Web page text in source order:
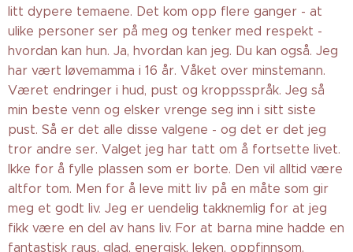
litt dypere temaene. Det kom opp flere ganger - at
ulike personer ser på meg og tenker med respekt -
hvordan kan hun. Ja, hvordan kan jeg. Du kan også. Jeg
har vært løvemamma i 16 år. Våket over minstemann.
Været endringer i hud, pust og kroppsspråk. Jeg så
min beste venn og elsker vrenge seg inn i sitt siste
pust. Så er det alle disse valgene - og det er det jeg
tror andre ser. Valget jeg har tatt om å fortsette livet.
Ikke for å fylle plassen som er borte. Den vil alltid være
altfor tom. Men for å leve mitt liv på en måte som gir
meg et godt liv. Jeg er uendelig takknemlig for at jeg
fikk være en del av hans liv. For at barna mine hadde en
fantastisk raus, glad, energisk, leken, oppfinnsom,